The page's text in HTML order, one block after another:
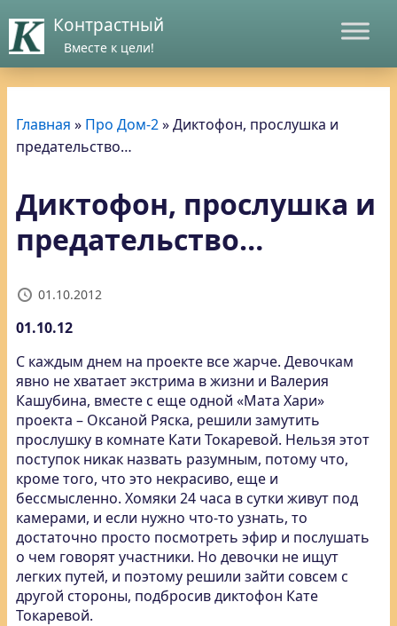
Контрастный
Вместе к цели!
Главная » Про Дом-2»Диктофон, прослушка и
предательство…
Диктофон, прослушка и
предательство…
01.10.2012
01.10.12
С каждым днем на проекте все жарче. Девочкам
явно не хватает экстрима в жизни и Валерия
Кашубина, вместе с еще одной «Мата Хари»
проекта – Оксаной Ряска, решили замутить
прослушку в комнате Кати Токаревой. Нельзя этот
поступок никак назвать разумным, потому что,
кроме того, что это некрасиво, еще и
бессмысленно. Хомяки 24 часа в сутки живут под
камерами, и если нужно что-то узнать, то
достаточно просто посмотреть эфир и послушать
о чем говорят участники. Но девочки не ищут
легких путей, и поэтому решили зайти совсем с
другой стороны, подбросив диктофон Кате
Токаревой.